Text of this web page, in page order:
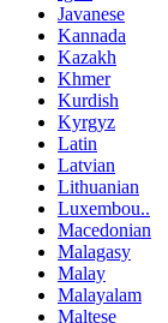
Javanese
Kannada
Kazakh
Khmer
Kurdish
Kyrgyz
Latin
Latvian
Lithuanian
Luxembou..
Macedonian
Malagasy
Malay
Malayalam
Maltese